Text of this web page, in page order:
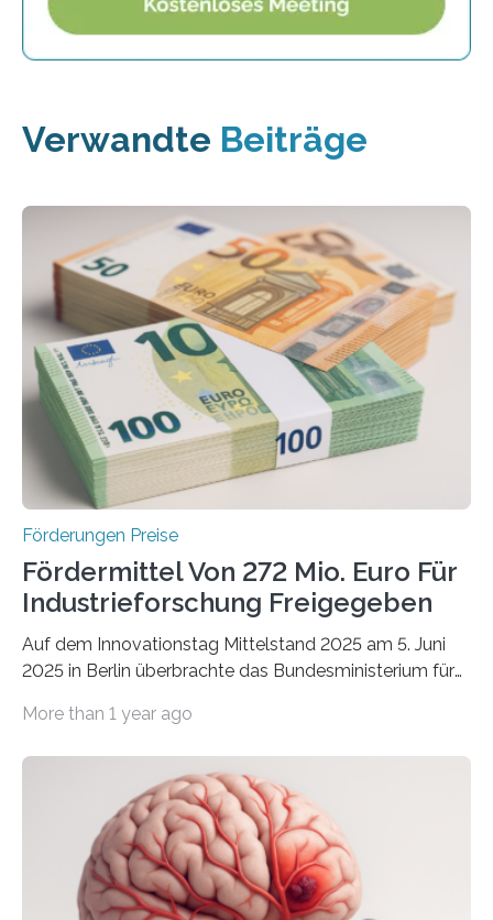
Verwandte Beiträge
Förderungen Preise
Fördermittel Von 272 Mio. Euro Für
Industrieforschung Freigegeben
Auf dem Innovationstag Mittelstand 2025 am 5. Juni
2025 in Berlin überbrachte das Bundesministerium für
Überplanmäßige Verpflichtungsermächtigungen in
Woche vom Haushaltsausschuss freigegeben – unter
anderem zur Unterstützung der
Industrieforschungsprogramme Industrielle
Gemeinschaftsforschung (IGF), Zentrales
Innovationsprogramm Mittelstand (ZIM) und
Innovationskompetenz INNO-KOM. Auf dem
More than 1 year ago